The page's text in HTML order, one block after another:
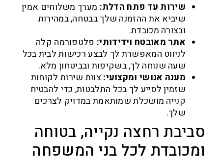
שירות עד פתח הדלת: מערך משלוחים אמין
שיביא את ההזמנה שלך בבטחה, במהירות
ובצורה מכובדת.
אתר מאובטח וידידותי:פלטפורמה קלה
לניווט המאפשרת לך לבצע רכישות לבית בכל
שעה שנוחה לך, בשקיפות ובביטחון מלא.
מענה אנושי ומקצועי:צוות שירות לקוחות
שזמין לסייע לך בכל התלבטות, כדי להבטיח
קנייה מושכלת שמותאמת במדויק לצרכים
רחצה נקייה, בטוחה
לכל בני המשפחה